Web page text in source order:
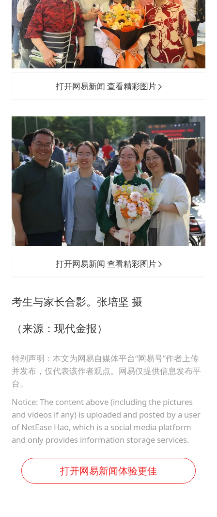
打开网易新闻 查看精彩图片
打开网易新闻 查看精彩图片
考生与家长合影。张培坚 摄
（来源：现代金报）
特别声明：本文为网易自媒体平台“网易号”作者上传
并发布，仅代表该作者观点。网易仅提供信息发布平
台。
Notice: The content above (including the pictures
and videos if any) is uploaded and posted by a user
of NetEase Hao, which is a social media platform
and only provides information storage services.
打开网易新闻体验更佳